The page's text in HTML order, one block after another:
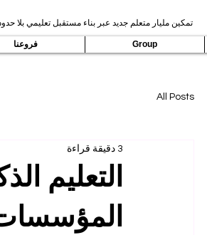
تمكين مليار متعلم جديد عبر بناء مستقبل تعليمي بلا
فروعنا Group
All Posts
التعليم
المؤسسات
3 دقيقة قراءة